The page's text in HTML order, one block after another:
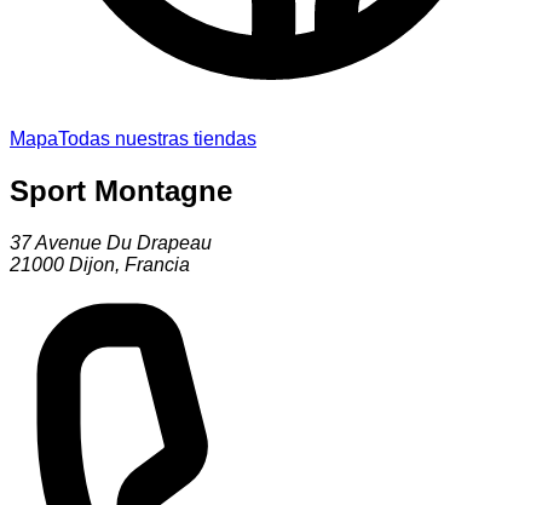
MapaTodas nuestras tiendas
Sport Montagne
37 Avenue Du Drapeau
21000 Dijon, Francia